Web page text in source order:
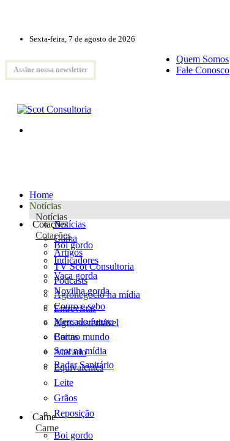
Sexta-feira, 7 de agosto de 2026
Assine nossa newsletter
Quem Somos
Fale Conosco
Home
Notícias
Notícias
Notícias
Clima
Artigos
TV Scot Consultoria
Podcasts
Agronegócio na mídia
Entrevistas
Agro sustentável
Cartas
Scot na mídia
Radar Sanitário
Cotações
Cotações
Boi gordo
Indicadores
Vaca gorda
Novilha gorda
Couro e sebo
Mercado futuro
Boi no mundo
Atacado
Equivalentes
Leite
Grãos
Reposição
Carne
Carne
Boi gordo